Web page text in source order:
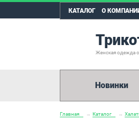
КАТАЛОГ О
Женская одежда
Новинки
Главная → Каталог →